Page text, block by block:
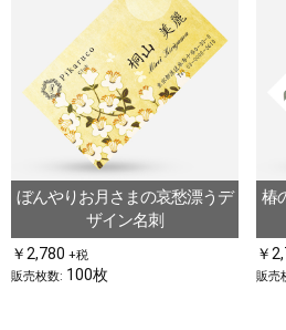
ぼんやりお月さまの哀愁漂うデ
ザイン名刺
￥2,780 +税
販売枚数: 100枚
椿
￥
販売